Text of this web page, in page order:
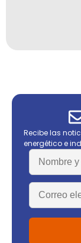
Recibe las
energético e